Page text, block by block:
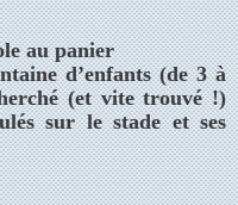
au panier
d’enfants (de 3 à
(et vite trouvé !)
sur le stade et ses